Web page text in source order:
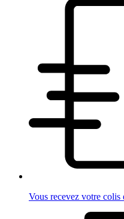
Vous recevez votre colis